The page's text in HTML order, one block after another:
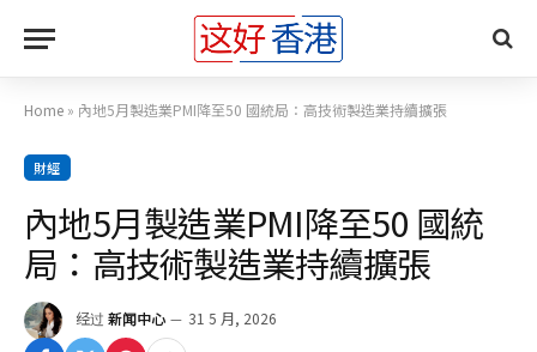
Home » 內地5月製造業PMI降至50 國統局：高技術製造業持續擴張
財經
內地5月製造業PMI降至50 國統
局：高技術製造業持續擴張
经过 新闻中心 31 5 月, 2026